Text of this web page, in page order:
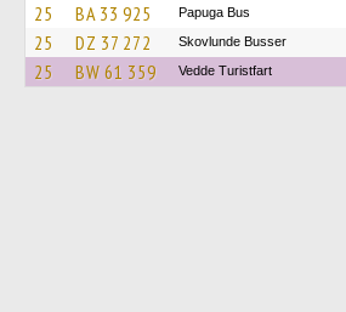
25 BA 33 925 Papuga Bus
25 DZ 37 272 Skovlunde Busser
25 BW 61 359 Vedde Turistfart